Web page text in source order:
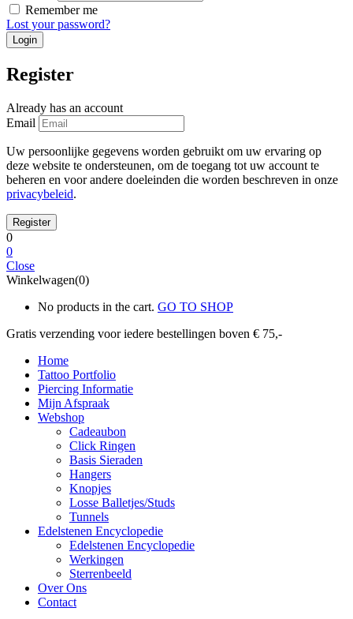
Remember me
Lost your password?
Register
Already has an account
Email
Uw persoonlijke gegevens worden gebruikt om uw ervaring op
deze website te ondersteunen, om de toegang tot uw account te
beheren en voor andere doeleinden die worden beschreven in onze
privacybeleid.
0
0
Close
Winkelwagen(0)
No products in the cart. GO TO SHOP
Gratis verzending voor iedere bestellingen boven € 75,-
Home
Tattoo Portfolio
Piercing Informatie
Mijn Afspraak
Webshop
Cadeaubon
Click Ringen
Basis Sieraden
Hangers
Knopjes
Losse Balletjes/Studs
Tunnels
Edelstenen Encyclopedie
Edelstenen Encyclopedie
Werkingen
Sterrenbeeld
Over Ons
Contact